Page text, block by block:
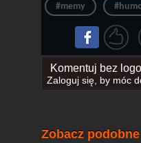
#memy
Komentuj bez
Zaloguj się, by móc
Zobacz